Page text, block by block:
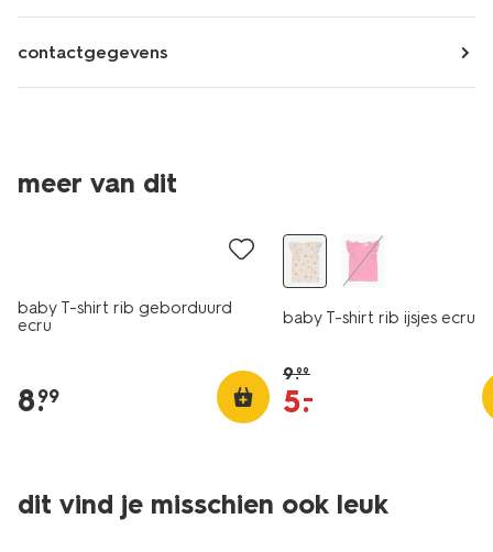
contactgegevens
meer van dit
nieuw
baby T-shirt rib geborduurd
ecru
8.
99
baby T-shirt rib ijsjes ecru
9.99
5.
–
dit vind je misschien ook leuk
sale sale